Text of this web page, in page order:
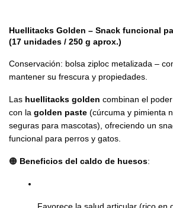
Huellitacks Golden – Snack funcional
(17 unidades / 250 g aprox.)
Conservación: bolsa ziploc metalizada –
mantener su frescura y propiedades.
Las huellitacks golden combinan el
con la golden paste (cúrcuma y pimienta
seguras para mascotas), ofreciendo un
funcional para perros y gatos.
🟠 Beneficios del caldo de huesos: